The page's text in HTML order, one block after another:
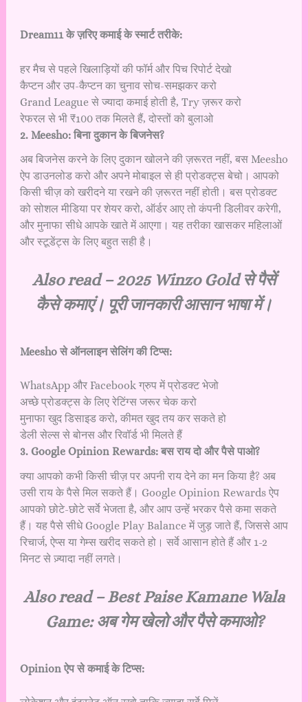
Dream11 के ज़रिए कमाई के स्मार्ट तरीके:
हर मैच से पहले खिलाड़ियों की फॉर्म और पिच रिपोर्ट देखो
कैप्टन और उप-कैप्टन का चुनाव सोच-समझकर करो
Grand League से ज्यादा कमाई होती है, Try ज़रूर करो
रेफरल से भी ₹100 तक मिलते हैं, दोस्तों को बुलाओ
2️. Meesho: बिना दुकान के बिजनेस?
अब बिजनेस करने के लिए दुकान खोलने की ज़रूरत नहीं, बस Meesho
ऐप डाउनलोड करो और अपने मोबाइल से ही प्रोडक्ट्स बेचो। आपको
किसी चीज़ को खरीदने या रखने की ज़रूरत नहीं होती। बस प्रोडक्ट
को सोशल मीडिया पर शेयर करो, ऑर्डर आए तो कंपनी डिलीवर करेगी,
और मुनाफा सीधे आपके खाते में आएगा। यह तरीका खासकर महिलाओं
और स्टूडेंट्स के लिए बहुत सही है।
Also read –2025 Winzo Gold से पैसें
कैसे कमाएं। पूरी जानकारी आसान भाषा में।
Meesho से ऑनलाइन सेलिंग की टिप्स:
WhatsApp और Facebook ग्रुप में प्रोडक्ट भेजो
अच्छे प्रोडक्ट्स के लिए रेटिंग्स जरूर चेक करो
मुनाफा खुद डिसाइड करो, कीमत खुद तय कर सकते हो
डेली सेल्स से बोनस और रिवॉर्ड भी मिलते हैं
3️. Google Opinion Rewards: बस राय दो और पैसे पाओ?
क्या आपको कभी किसी चीज़ पर अपनी राय देने का मन किया है? अब
उसी राय के पैसे मिल सकते हैं। Google Opinion Rewards ऐप
आपको छोटे-छोटे सर्वे भेजता है, और आप उन्हें भरकर पैसे कमा सकते
हैं। यह पैसे सीधे Google Play Balance में जुड़ जाते हैं, जिससे आप
रिचार्ज, ऐप्स या गेम्स खरीद सकते हो। सर्वे आसान होते हैं और 1-2
मिनट से ज़्यादा नहीं लगते।
Also read –Best Paise Kamane Wala
Game: अब गेम खेलो और पैसे कमाओ?
Opinion ऐप से कमाई के टिप्स: